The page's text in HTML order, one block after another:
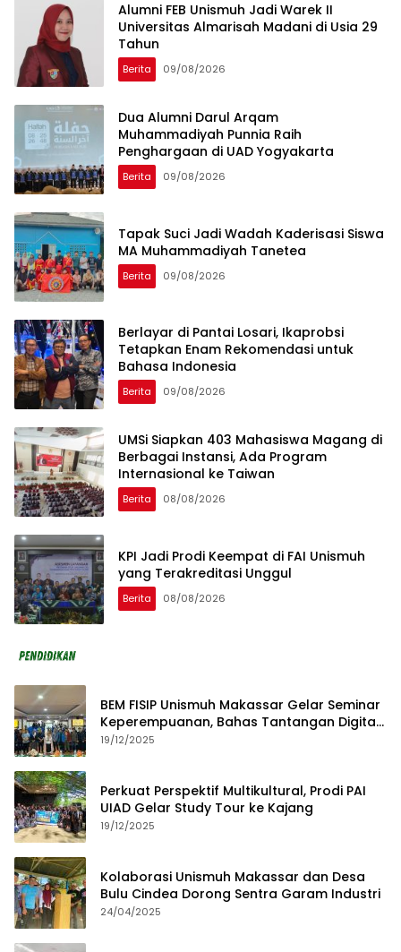
Alumni FEB Unismuh Jadi Warek II
Universitas Almarisah Madani di Usia 29
Tahun
Berita 09/08/2026
Dua Alumni Darul Arqam
Muhammadiyah Punnia Raih
Penghargaan di UAD Yogyakarta
Berita 09/08/2026
Tapak Suci Jadi Wadah Kaderisasi Siswa
MA Muhammadiyah Tanetea
Berita 09/08/2026
Berlayar di Pantai Losari, Ikaprobsi
Tetapkan Enam Rekomendasi untuk
Bahasa Indonesia
Berita 09/08/2026
UMSi Siapkan 403 Mahasiswa Magang di
Berbagai Instansi, Ada Program
Internasional ke Taiwan
Berita 08/08/2026
KPI Jadi Prodi Keempat di FAI Unismuh
yang Terakreditasi Unggul
Berita 08/08/2026
BEM FISIP Unismuh Makassar Gelar Seminar
Keperempuanan, Bahas Tantangan Digital
dan Budaya Lokal
19/12/2025
Perkuat Perspektif Multikultural, Prodi PAI
UIAD Gelar Study Tour ke Kajang
19/12/2025
Kolaborasi Unismuh Makassar dan Desa
Bulu Cindea Dorong Sentra Garam Industri
24/04/2025